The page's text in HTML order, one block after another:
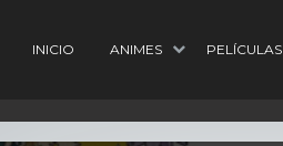
INICIO ANIMES PELÍCULAS